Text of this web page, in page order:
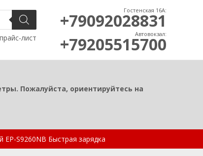
лист
Гостенская 16А:
+79092028831
Автовокзал:
+79205515700
Пожалуйста, ориентируйтесь на
EP-S9260NB Быстрая зарядка